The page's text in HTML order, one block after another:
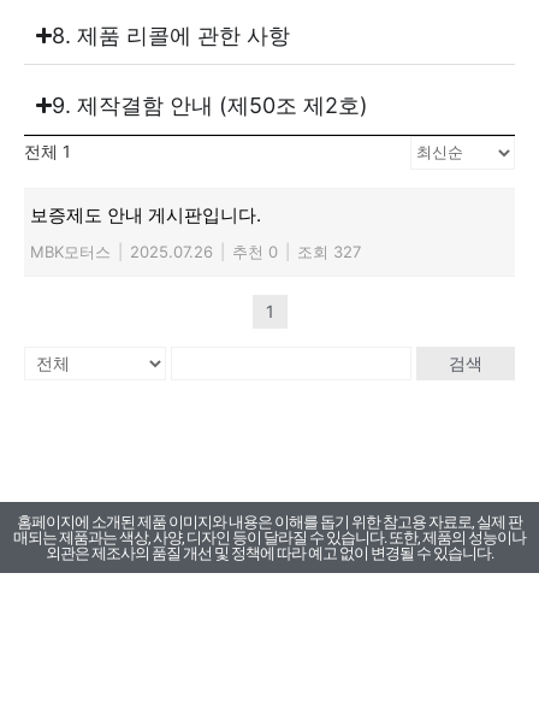
8. 제품 리콜에 관한 사항
9. 제작결함 안내 (제50조 제2호)
전체 1
보증제도 안내 게시판입니다.
MBK모터스 2025.07.26 추천 0 조회 327
1
검색
홈페이지에 소개된 제품 이미지와 내용은 이해를 돕기 위한 참고용 자료로, 실제 판
매되는 제품과는 색상, 사양, 디자인 등이 달라질 수 있습니다. 또한, 제품의 성능이나
외관은 제조사의 품질 개선 및 정책에 따라 예고 없이 변경될 수 있습니다.